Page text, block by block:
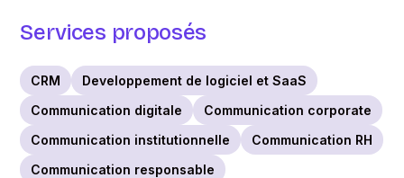
Services proposés
CRM
Developpement de logiciel et SaaS
Communication digitale
Communication corporate
Communication institutionnelle
Communication RH
Communication responsable